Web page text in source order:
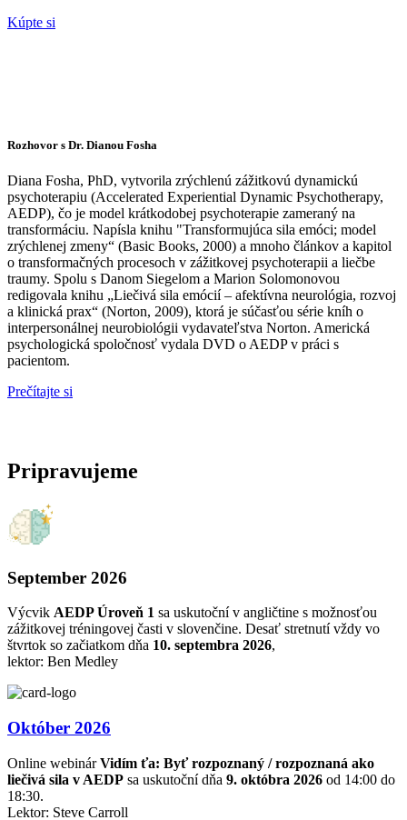
Kúpte si
Rozhovor s Dr. Dianou Fosha
Diana Fosha, PhD, vytvorila zrýchlenú zážitkovú dynamickú
psychoterapiu (Accelerated Experiential Dynamic Psychotherapy,
AEDP), čo je model krátkodobej psychoterapie zameraný na
transformáciu. Napísla knihu "Transformujúca sila emóci; model
zrýchlenej zmeny“ (Basic Books, 2000) a mnoho článkov a kapitol
o transformačných procesoch v zážitkovej psychoterapii a liečbe
traumy. Spolu s Danom Siegelom a Marion Solomonovou
redigovala knihu „Liečivá sila emócií – afektívna neurológia, rozvoj
a klinická prax“ (Norton, 2009), ktorá je súčasťou série kníh o
interpersonálnej neurobiológii vydavateľstva Norton. Americká
psychologická spoločnosť vydala DVD o AEDP v práci s
pacientom.
Prečítajte si
Pripravujeme
September 2026
Výcvik AEDP Úroveň 1 sa uskutoční v angličtine s možnosťou
zážitkovej tréningovej časti v slovenčine. Desať stretnutí vždy vo
štvrtok so začiatkom dňa 10. septembra 2026,
lektor: Ben Medley
Október 2026
Online webinárVidím ťa: Byť rozpoznaný / rozpoznaná ako
liečivá sila v AEDP sa uskutoční dňa 9. októbra 2026 od 14:00 do
18:30.
Lektor: Steve Carroll